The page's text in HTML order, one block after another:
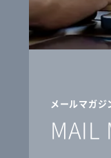
メールマガジ
MAIL